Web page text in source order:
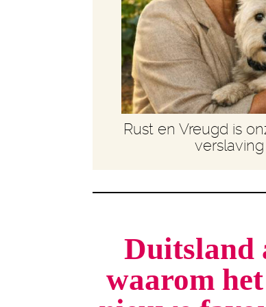
Rust en Vreugd is
verslaving
Duitsland
waarom